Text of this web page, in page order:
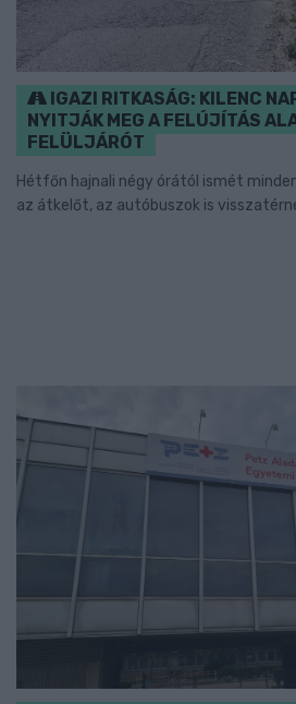
IGAZI RITKASÁG: KILENC
NYITJÁK MEG A FELÚJÍTÁS
FELÜLJÁRÓT
Hétfőn hajnali négy órától ismét
az átkelőt, az autóbuszok is